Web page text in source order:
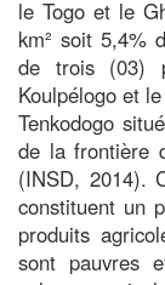
le Togo et le
km² soit 5,4%
de trois (03)
Koulpélogo et
Tenkodogo
de la frontière
(INSD, 2014).
constituent un
produits
sont pauvres